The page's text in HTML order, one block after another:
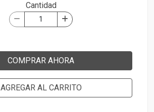
Cantidad
COMPRAR AHORA
AGREGAR AL CARRITO